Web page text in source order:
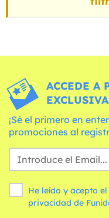
ACCEDE A
¡Sé el primero en
promociones al
He leído y acepto
privacidad de